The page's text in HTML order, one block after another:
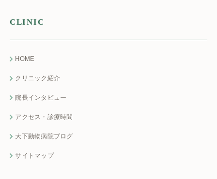
CLINIC
HOME
クリニック紹介
院長インタビュー
アクセス・診療時間
大下動物病院ブログ
サイトマップ